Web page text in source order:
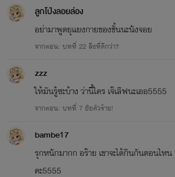
ไรท์จะอัพสลับกันทั้งแนวจีนและแนวอื่นๆนะคะ
ลูกโป่งลอยล่อง
อย่ามาพูดยุแยงกายของชั้นนะนังจอย
จากตอน: บทที่ 22 สิ่งที่ดีกว่า?
zzz
ให้มันรู้ซะบ้าง ว่านี้ใคร เจ๊เลิฟนะเออ5555
จากตอน: บทที่ 7 ยัยตัวร้าย!
bambe17
รุกหนักมากก อร๊าย เขาจะได้กินกันตอนไหน
คะ5555